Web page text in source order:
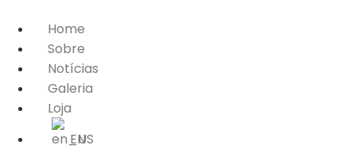
Home
Sobre
Notícias
Galeria
Loja
EN